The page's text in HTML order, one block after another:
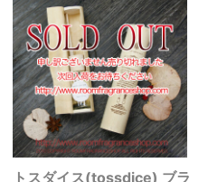
トスダイス(tossdice) ブラ